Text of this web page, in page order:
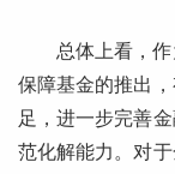
总体上看，
保障基金的推出
足，进一步完善
范化解能力。对